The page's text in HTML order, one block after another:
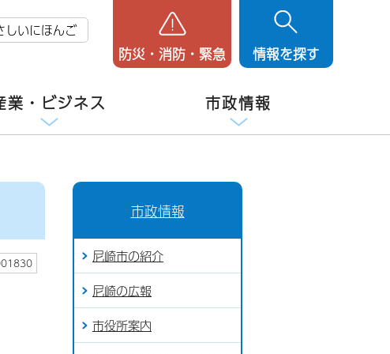
しいにほんご
防災・消防・緊急 情報を探す
業・ビジネス 市政情報
市政情報
尼崎市の紹介
尼崎の広報
市役所案内